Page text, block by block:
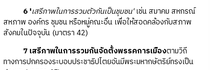
6 'เสรีภาพในการรวมตัวกันเป็นชุมชน'เช่น สมาคม สหกรณ์
สหภาพ องค์กร ชุมชน หรือหมู่คณะอื่น เพื่อให้สอดคล้องกับสภาพ
สังคมในปัจจุบัน (มาตรา 42)
7 เสรีภาพในการรวมกันจัดตั้งพรรคการเมืองตามวิถี
ทางการปกครองระบอบประชาธิปไตยอันมีพระมหากษัตริย์ทรงเป็น